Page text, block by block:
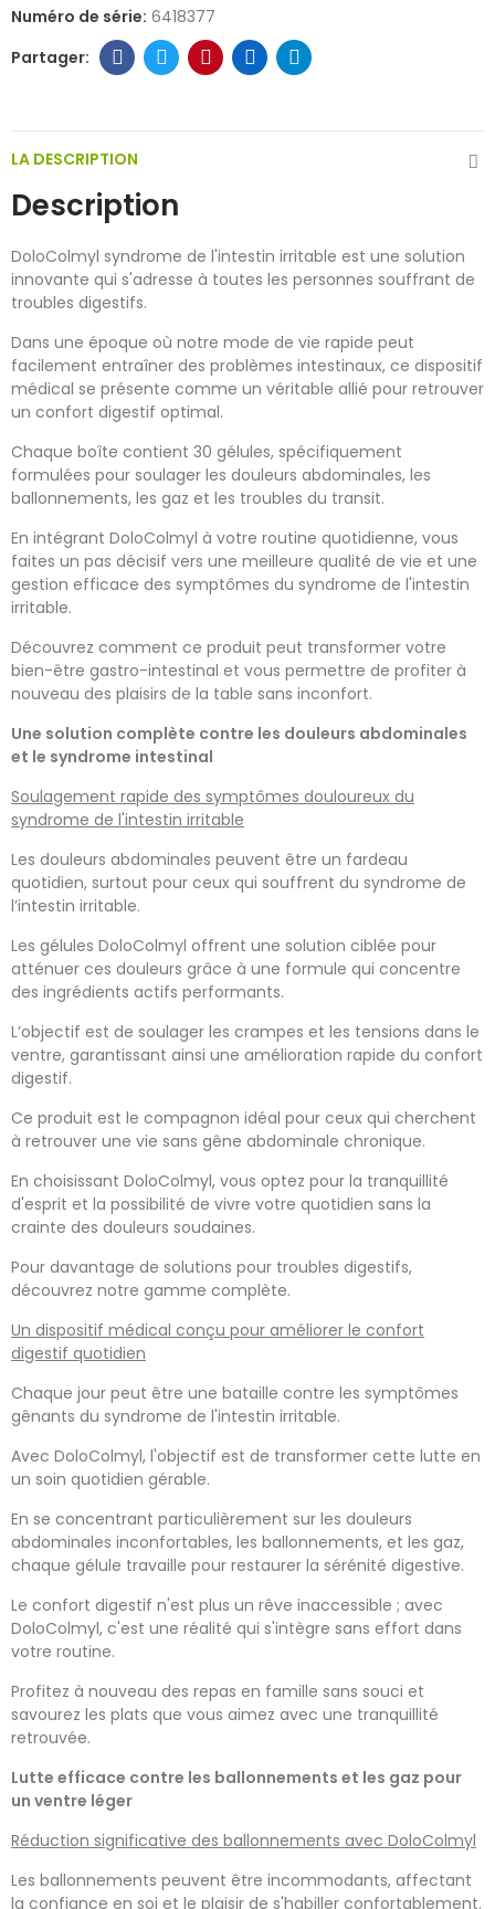
Numéro de série: 6418377
LA DESCRIPTION
Description
DoloColmyl syndrome de l'intestin irritable est une solution
innovante qui s'adresse à toutes les personnes souffrant de
troubles digestifs.
Dans une époque où notre mode de vie rapide peut
facilement entraîner des problèmes intestinaux, ce dispositif
médical se présente comme un véritable allié pour retrouver
un confort digestif optimal.
Chaque boîte contient 30 gélules, spécifiquement
formulées pour soulager les douleurs abdominales, les
ballonnements, les gaz et les troubles du transit.
En intégrant DoloColmyl à votre routine quotidienne, vous
faites un pas décisif vers une meilleure qualité de vie et une
gestion efficace des symptômes du syndrome de l'intestin
irritable.
Découvrez comment ce produit peut transformer votre
bien-être gastro-intestinal et vous permettre de profiter à
nouveau des plaisirs de la table sans inconfort.
Une solution complète contre les douleurs abdominales
et le syndrome intestinal
Soulagement rapide des symptômes douloureux du
syndrome de l'intestin irritable
Les douleurs abdominales peuvent être un fardeau
quotidien, surtout pour ceux qui souffrent du syndrome de
l’intestin irritable.
Les gélules DoloColmyl offrent une solution ciblée pour
atténuer ces douleurs grâce à une formule qui concentre
des ingrédients actifs performants.
L’objectif est de soulager les crampes et les tensions dans le
ventre, garantissant ainsi une amélioration rapide du confort
digestif.
Ce produit est le compagnon idéal pour ceux qui cherchent
à retrouver une vie sans gêne abdominale chronique.
En choisissant DoloColmyl, vous optez pour la tranquillité
d'esprit et la possibilité de vivre votre quotidien sans la
crainte des douleurs soudaines.
Pour davantage de solutions pour troubles digestifs,
découvrez notre gamme complète.
Un dispositif médical conçu pour améliorer le confort
digestif quotidien
Chaque jour peut être une bataille contre les symptômes
gênants du syndrome de l'intestin irritable.
Avec DoloColmyl, l'objectif est de transformer cette lutte en
un soin quotidien gérable.
En se concentrant particulièrement sur les douleurs
abdominales inconfortables, les ballonnements, et les gaz,
chaque gélule travaille pour restaurer la sérénité digestive.
Le confort digestif n'est plus un rêve inaccessible ; avec
DoloColmyl, c'est une réalité qui s'intègre sans effort dans
votre routine.
Profitez à nouveau des repas en famille sans souci et
savourez les plats que vous aimez avec une tranquillité
retrouvée.
Lutte efficace contre les ballonnements et les gaz pour
un ventre léger
Réduction significative des ballonnements avec DoloColmyl
Les ballonnements peuvent être incommodants, affectant
la confiance en soi et le plaisir de s'habiller confortablement.